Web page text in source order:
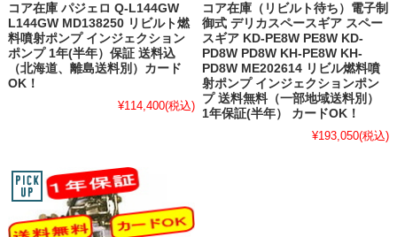
コア在庫 パジェロ Q-L144GW
L144GW MD138250 リビルト燃
料噴射ポンプ インジェクション
ポンプ 1年(半年）保証 送料込
（北海道、離島送料別）カード
OK！
¥114,400(税込)
コア在庫（リビルト待ち）電子制
御式 デリカスペースギア スペー
スギア KD-PE8W PE8W KD-
PD8W PD8W KH-PE8W KH-
PD8W ME202614 リビル燃料噴
射ポンプ インジェクションポン
プ 送料無料（一部地域送料別）
1年保証(半年） カードOK！
¥193,050(税込)